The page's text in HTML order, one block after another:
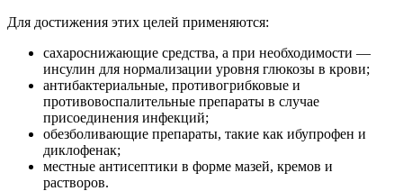
Для достижения этих целей применяются:
сахароснижающие средства, а при необходимости —
инсулин для нормализации уровня глюкозы в крови;
антибактериальные, противогрибковые и
противовоспалительные препараты в случае
присоединения инфекций;
обезболивающие препараты, такие как ибупрофен и
диклофенак;
местные антисептики в форме мазей, кремов и
растворов.